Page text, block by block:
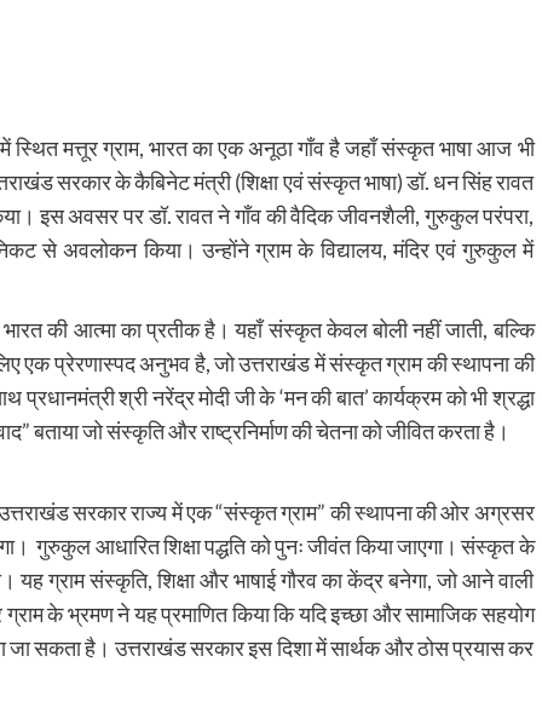
स्थित मत्तूर ग्राम, भारत का एक अनूठा गाँव है जहाँ संस्कृत भाषा आज भी
सरकार के कैबिनेट मंत्री (शिक्षा एवं संस्कृत भाषा) डॉ. धन सिंह रावत
इस अवसर पर डॉ. रावत ने गाँव की वैदिक जीवनशैली, गुरुकुल परंपरा,
निकट से अवलोकन किया। उन्होंने ग्राम के विद्यालय, मंदिर एवं गुरुकुल में
की आत्मा का प्रतीक है। यहाँ संस्कृत केवल बोली नहीं जाती, बल्कि
एक प्रेरणास्पद अनुभव है, जो उत्तराखंड में संस्कृत ग्राम की स्थापना की
प्रधानमंत्री श्री नरेंद्र मोदी जी के ‘मन की बात’ कार्यक्रम को भी श्रद्धा
बताया जो संस्कृति और राष्ट्रनिर्माण की चेतना को जीवित करता है।
सरकार राज्य में एक “संस्कृत ग्राम” की स्थापना की ओर अग्रसर
गुरुकुल आधारित शिक्षा पद्धति को पुनः जीवंत किया जाएगा। संस्कृत के
ग्राम संस्कृति, शिक्षा और भाषाई गौरव का केंद्र बनेगा, जो आने वाली
के भ्रमण ने यह प्रमाणित किया कि यदि इच्छा और सामाजिक सहयोग
जा सकता है। उत्तराखंड सरकार इस दिशा में सार्थक और ठोस प्रयास कर